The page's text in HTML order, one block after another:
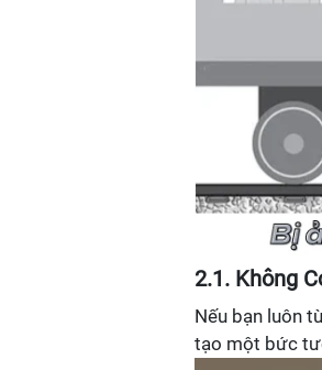
2.1. Không
Nếu bạn luôn
tạo một bức